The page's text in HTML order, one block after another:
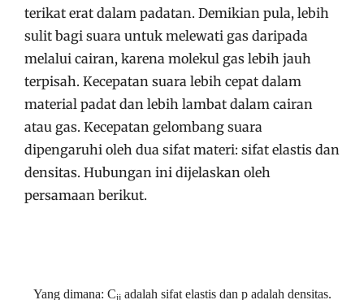
terikat erat dalam padatan. Demikian pula, lebih
sulit bagi suara untuk melewati gas daripada
melalui cairan, karena molekul gas lebih jauh
terpisah. Kecepatan suara lebih cepat dalam
material padat dan lebih lambat dalam cairan
atau gas. Kecepatan gelombang suara
dipengaruhi oleh dua sifat materi: sifat elastis dan
densitas. Hubungan ini dijelaskan oleh
persamaan berikut.
Yang dimana: Cijadalah sifat elastis dan p adalah densitas.